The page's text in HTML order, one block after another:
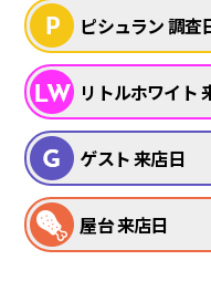
ピシュラン 調査
リトルホワイト
ゲスト 来店日
屋台 来店日